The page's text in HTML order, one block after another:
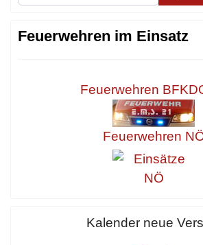
Feuerwehren im Einsatz
Feuerwehren
Feuerwehren
Kalender neue